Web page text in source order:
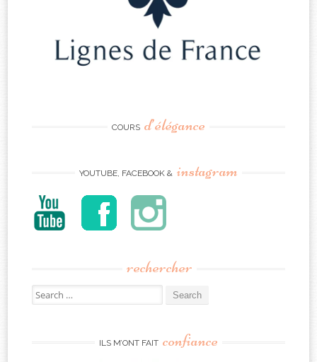
COURS d’élégance
YOUTUBE, FACEBOOK & instagram
rechercher
Search
for:
ILS M’ONT FAIT confiance